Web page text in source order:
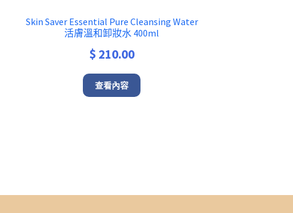
Skin Saver Essential Pure Cleansing Water
活膚溫和卸妝水 400ml
$ 210.00
查看內容